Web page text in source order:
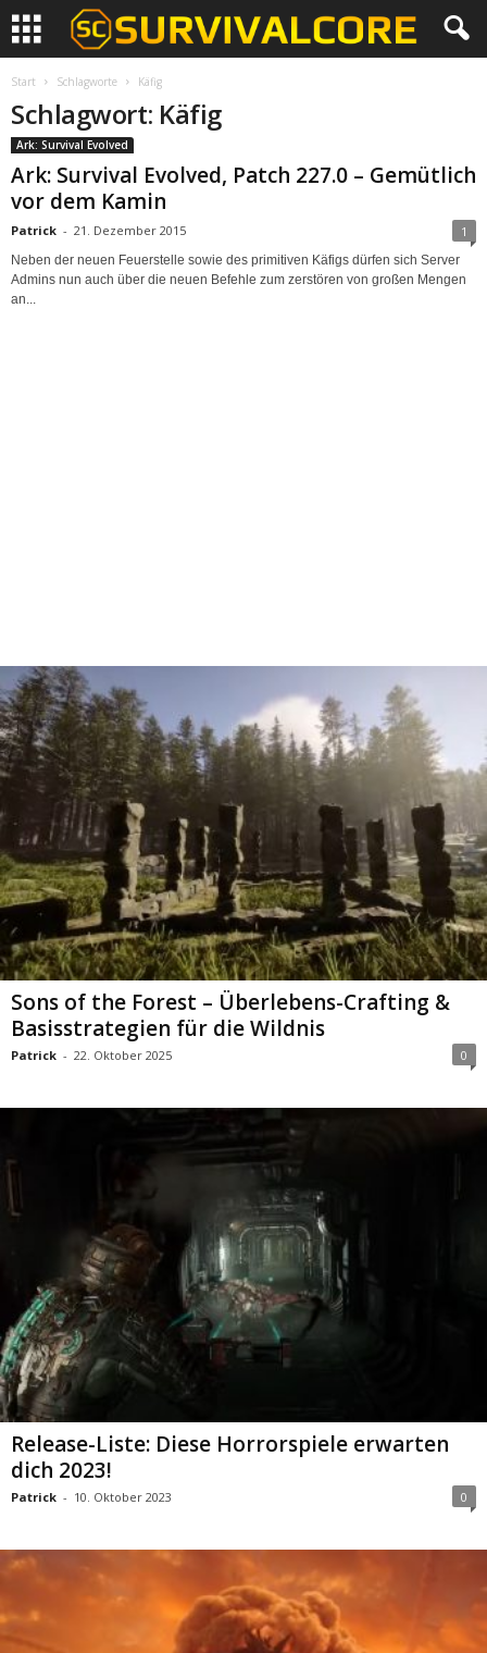
Start Schlagworte Käfig
Schlagwort: Käfig
Ark: Survival Evolved
Ark: Survival Evolved, Patch 227.0 – Gemütlich
vor dem Kamin
Patrick - 21. Dezember 2015 1
Neben der neuen Feuerstelle sowie des primitiven Käfigs dürfen sich Server
Admins nun auch über die neuen Befehle zum zerstören von großen Mengen
an...
Sons of the Forest – Überlebens-Crafting &
Basisstrategien für die Wildnis
Patrick - 22. Oktober 2025 0
Release-Liste: Diese Horrorspiele erwarten
dich 2023!
Patrick - 10. Oktober 2023 0